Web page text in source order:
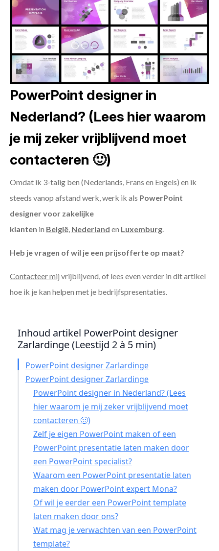
PowerPoint designer in
Nederland? (Lees hier waarom
je mij zeker vrijblijvend moet
contacteren 🙂)
Omdat ik 3-talig ben (Nederlands, Frans en Engels) en ik
steeds vanop afstand werk, werk ik als PowerPoint
designer voor zakelijke
klanten in België, Nederland en Luxemburg.
Heb je vragen of wil je een prijsofferte op maat?
Contacteer mij vrijblijvend, of lees even verder in dit artikel
hoe ik je kan helpen met je bedrijfspresentaties.
Inhoud artikel PowerPoint designer
Zarlardinge (Leestijd 2 à 5 min)
PowerPoint designer Zarlardinge
PowerPoint designer Zarlardinge
PowerPoint designer in Nederland? (Lees
hier waarom je mij zeker vrijblijvend moet
contacteren 🙂)
Zelf je eigen PowerPoint maken of een
PowerPoint presentatie laten maken door
een PowerPoint specialist?
Waarom een PowerPoint presentatie laten
maken door PowerPoint expert Mona?
Of wil je eerder een PowerPoint template
laten maken door ons?
Wat mag je verwachten van een PowerPoint
template?